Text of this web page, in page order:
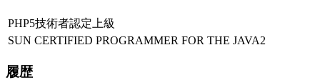
PHP5技術者認定上級
SUN CERTIFIED PROGRAMMER FOR THE JAVA2
履歴